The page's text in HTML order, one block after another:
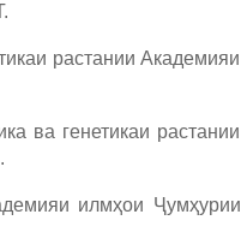
растании Академияи
ва генетикаи растании
илмҳои Ҷумҳурии